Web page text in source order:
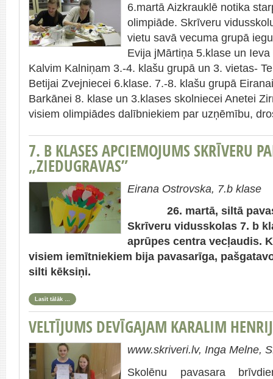
6.martā Aizkrauklē notika
olimpiāde. Skrīveru
vietu savā vecuma grupā
Evija jMārtiņa 5.klase un
Kalvim Kalniņam 3.-4. klašu grupā un 3. vietas-
Betijai Zvejniecei 6.klase. 7.-8. klašu grupā
Barkānei 8. klase un 3.klases skolniecei Anetei
visiem olimpiādes dalībniekiem par uzņēmību,
7. B KLASES APCIEMOJUMS SKRĪVERU
„ZIEDUGRAVAS”
Eirana Ostrovska, 7.b klase
26. martā, siltā
Skrīveru vidusskolas 7. b
aprūpes centra vecļaudis.
visiem iemītniekiem bija pavasarīga,
silti kēksiņi.
Lasīt tālāk …
VELTĪJUMS DEVĪGAJAM KARALIM
www.skriveri.lv, Inga Melne,
Skolēnu pavasara